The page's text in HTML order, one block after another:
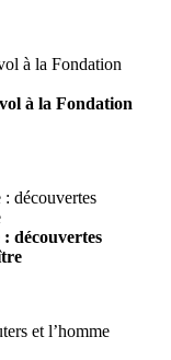
à la Fondation
découvertes